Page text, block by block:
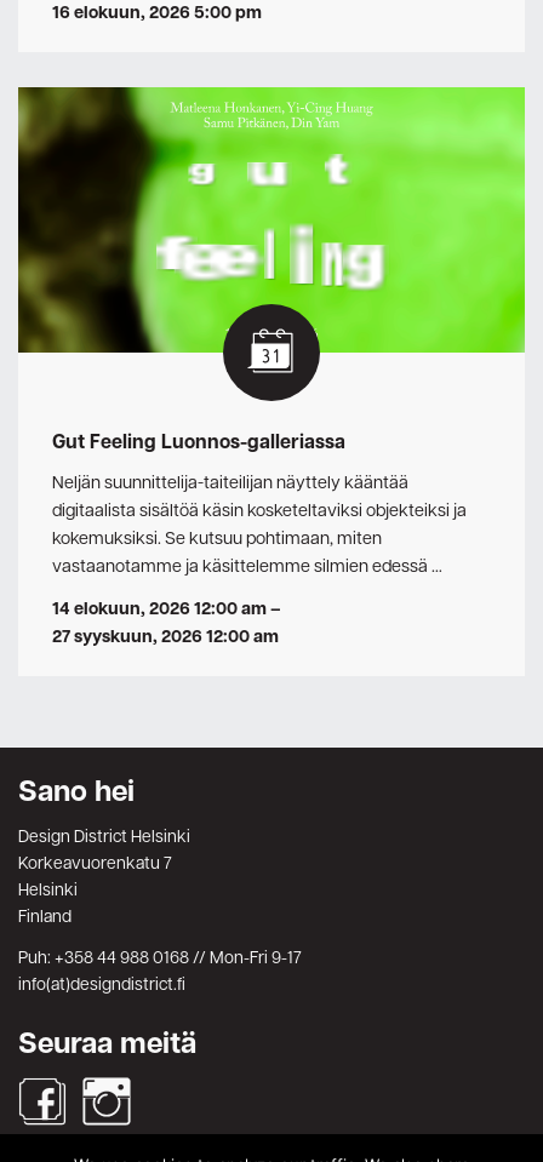
16 elokuun, 2026 5:00 pm
Gut Feeling Luonnos-galleriassa
Neljän suunnittelija-taiteilijan näyttely kääntää
digitaalista sisältöä käsin kosketeltaviksi objekteiksi ja
kokemuksiksi. Se kutsuu pohtimaan, miten
vastaanotamme ja käsittelemme silmien edessä …
14 elokuun, 2026 12:00 am–
27 syyskuun, 2026 12:00 am
Sano hei
Design District Helsinki
Korkeavuorenkatu 7
Helsinki
Finland
Puh: +358 44 988 0168 // Mon-Fri 9-17
info(at)designdistrict.fi
Seuraa meitä